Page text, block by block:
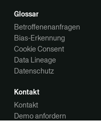
Glossar
Betroffenenanfragen
Bias-Erkennung
Cookie Consent
Data Lineage
Datenschutz
Kontakt
Kontakt
Demo anfordern